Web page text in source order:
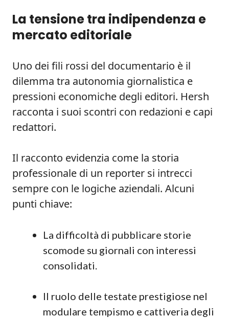
La tensione tra indipendenza e
mercato editoriale
Uno dei fili rossi del documentario è il
dilemma tra autonomia giornalistica e
pressioni economiche degli editori. Hersh
racconta i suoi scontri con redazioni e capi
redattori.
Il racconto evidenzia come la storia
professionale di un reporter si intrecci
sempre con le logiche aziendali. Alcuni
punti chiave:
La difficoltà di pubblicare storie
scomode su giornali con interessi
consolidati.
Il ruolo delle testate prestigiose nel
modulare tempismo e cattiveria degli